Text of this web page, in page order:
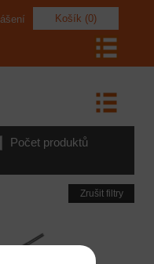
Košík (0)
Počet produktů
Zrušit filtry